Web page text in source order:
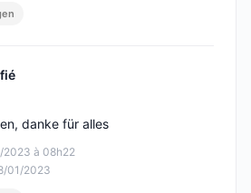
5
2023 à 08h22
01/2023
danke für alles